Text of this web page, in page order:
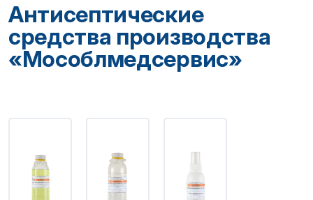
Антисептические
средства производства
«Мособлмедсервис»